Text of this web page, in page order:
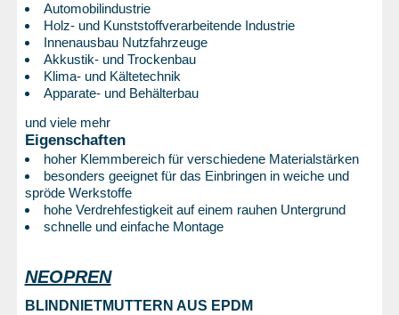
Automobilindustrie
Holz- und Kunststoffverarbeitende Industrie
Innenausbau Nutzfahrzeuge
Akkustik- und Trockenbau
Klima- und Kältetechnik
Apparate- und Behälterbau
und viele mehr
Eigenschaften
hoher Klemmbereich für verschiedene Materialstärken
besonders geeignet für das Einbringen in weiche und
spröde Werkstoffe
hohe Verdrehfestigkeit auf einem rauhen Untergrund
schnelle und einfache Montage
NEOPREN
BLINDNIETMUTTERN AUS EPDM